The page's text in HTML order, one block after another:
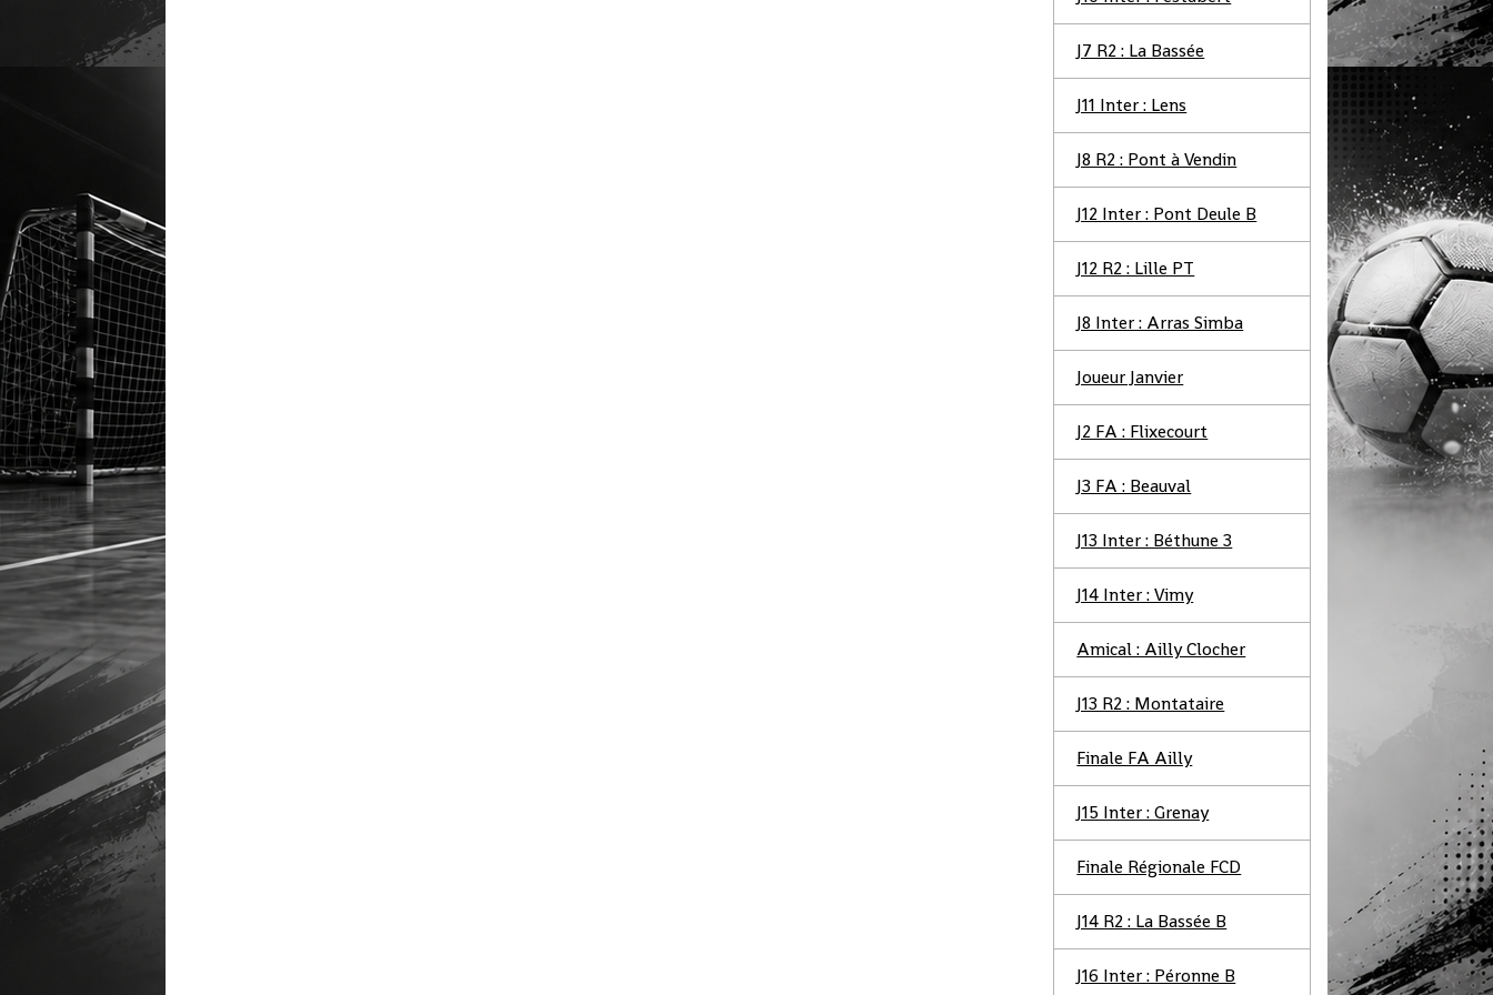
J7 R2 : La Bassée
J11 Inter : Lens
J8 R2 : Pont à Vendin
J12 Inter : Pont Deule B
J12 R2 : Lille PT
J8 Inter : Arras Simba
Joueur Janvier
J2 FA : Flixecourt
J3 FA : Beauval
J13 Inter : Béthune 3
J14 Inter : Vimy
Amical : Ailly Clocher
J13 R2 : Montataire
Finale FA Ailly
J15 Inter : Grenay
Finale Régionale FCD
J14 R2 : La Bassée B
J16 Inter : Péronne B